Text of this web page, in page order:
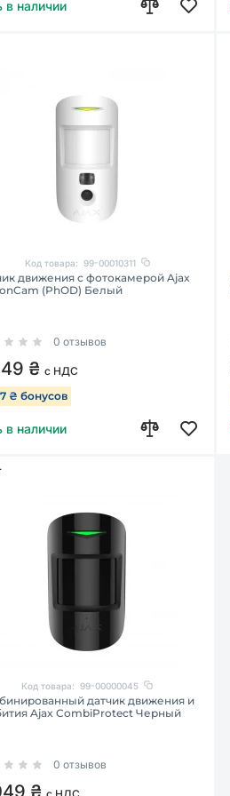
в наличии
Код товара: 99-00010311
движения с фотокамерой Ajax
(PhOD) Белый
0 отзывов
₴ с НДС
₴ бонусов
в наличии
Код товара: 99-00000045
датчик движения и
Ajax CombiProtect Черный
0 отзывов
₴